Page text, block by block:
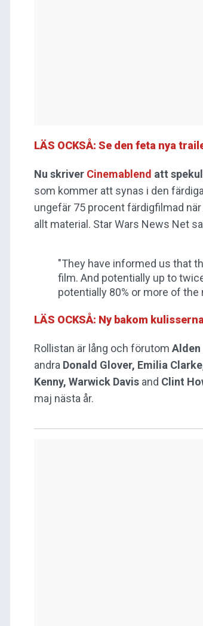
LÄS OCKSÅ: Se den feta nya
Nu skriver Cinemablend att
som kommer att synas i den
ungefär 75 procent färdigfilmad
allt material. Star Wars News Net
"They have informed us that
film. And potentially up to
potentially 80% or more of the
LÄS OCKSÅ: Ny bakom
Rollistan är lång och förutom Alden
andra Donald Glover, Emilia
Kenny, Warwick Davis and Clint
maj nästa år.